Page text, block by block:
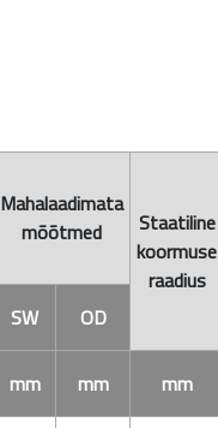
Mahalaadimata
mõõtmed
Staatiline
koormuse
raadius
SW OD
mm mm mm